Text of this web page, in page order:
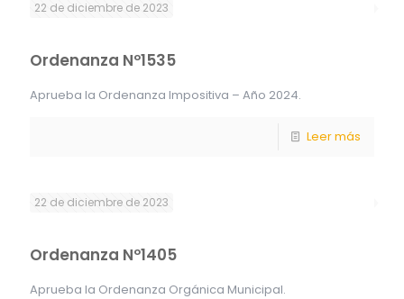
22 de diciembre de 2023
Ordenanza Nº1535
Aprueba la Ordenanza Impositiva – Año 2024.
Leer más
22 de diciembre de 2023
Ordenanza Nº1405
Aprueba la Ordenanza Orgánica Municipal.